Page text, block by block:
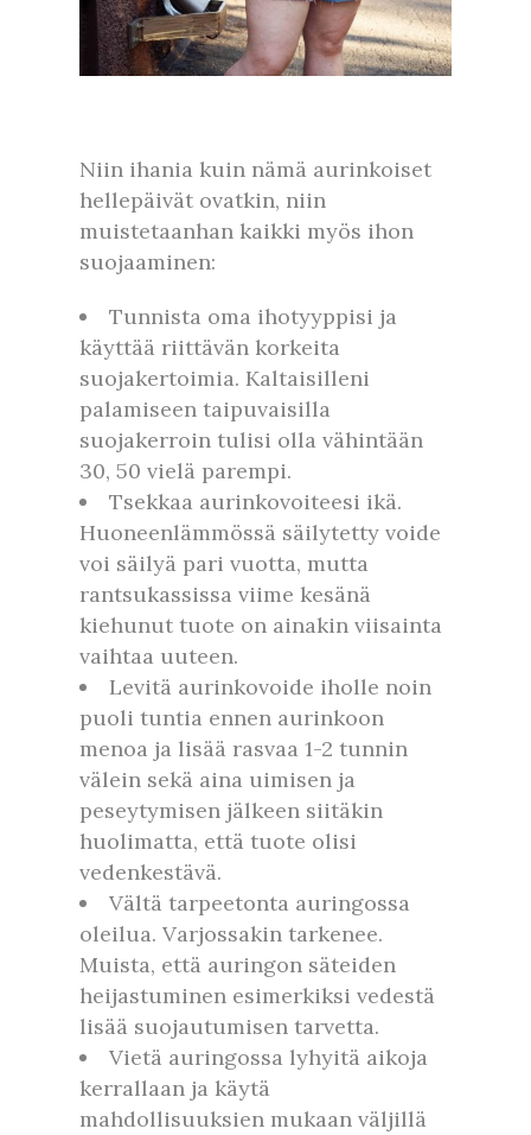
Niin ihania kuin nämä aurinkoiset
hellepäivät ovatkin, niin
muistetaanhan kaikki myös ihon
suojaaminen:
Tunnista oma ihotyyppisi ja
käyttää riittävän korkeita
suojakertoimia. Kaltaisilleni
palamiseen taipuvaisilla
suojakerroin tulisi olla vähintään
30, 50 vielä parempi.
Tsekkaa aurinkovoiteesi ikä.
Huoneenlämmössä säilytetty voide
voi säilyä pari vuotta, mutta
rantsukassissa viime kesänä
kiehunut tuote on ainakin viisainta
vaihtaa uuteen.
Levitä aurinkovoide iholle noin
puoli tuntia ennen aurinkoon
menoa ja lisää rasvaa 1-2 tunnin
välein sekä aina uimisen ja
peseytymisen jälkeen siitäkin
huolimatta, että tuote olisi
vedenkestävä.
Vältä tarpeetonta auringossa
oleilua. Varjossakin tarkenee.
Muista, että auringon säteiden
heijastuminen esimerkiksi vedestä
lisää suojautumisen tarvetta.
Vietä auringossa lyhyitä aikoja
kerrallaan ja käytä
mahdollisuuksien mukaan väljillä